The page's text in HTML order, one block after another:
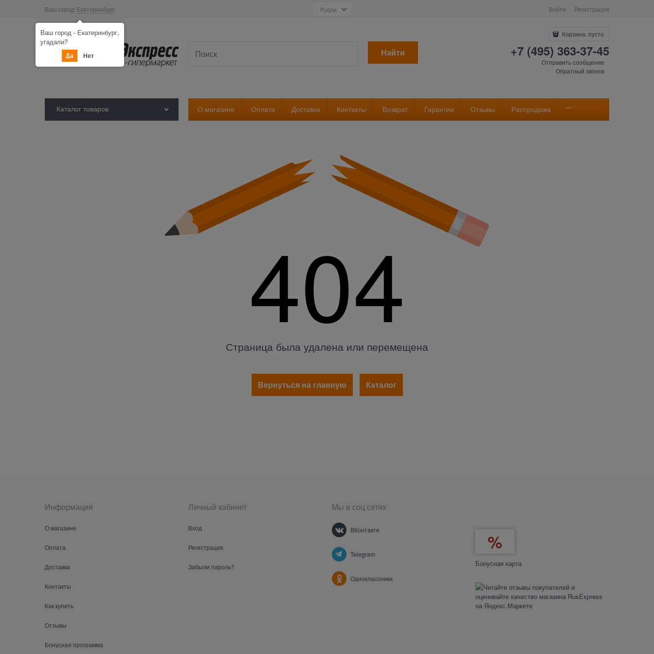
Ваш город: Екатеринбург Войти Регистрация
Найти
Корзина: пусто
+7 (495) 363-37-45
Отправить сообщение
Обратный звонок
Каталог товаров О магазине Оплата Доставка Контакты Возврат Гарантии Отзывы Распродажа
404
Страница была удалена или перемещена
Вернуться на главную Каталог
Информация
О магазине
Оплата
Доставка
Контакты
Как купить
Отзывы
Бонусная программа
Личный кабинет
Вход
Регистрация
Забыли пароль?
Мы в соц сетях
ВКонтакте
Telegram
Одноклассники
Бонусная карта
Ваш город - Екатеринбург,
угадали?
Да Нет